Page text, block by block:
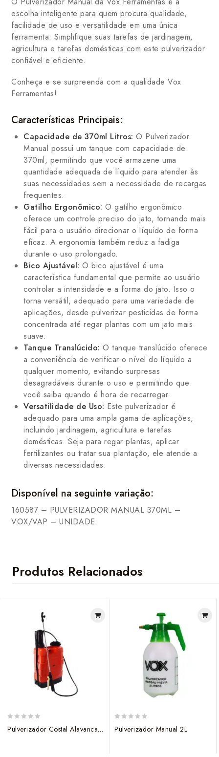
escolha inteligente para quem procura qualidade,
facilidade de uso e versatilidade em uma única
ferramenta. Simplifique suas tarefas de jardinagem,
agricultura e tarefas domésticas com este pulverizador
confiável e eficiente.
Conheça e se surpreenda com a qualidade Vox
Ferramentas!
Características Principais:
Capacidade de 370ml Litros: O Pulverizador
Manual possui um tanque com capacidade de
370ml, permitindo que você armazene uma
quantidade adequada de líquido para atender às
suas necessidades sem a necessidade de recargas
frequentes.
Gatilho Ergonômico: O gatilho ergonômico
oferece um controle preciso do jato, tornando mais
fácil para o usuário direcionar o líquido de forma
eficaz. A ergonomia também reduz a fadiga
durante o uso prolongado.
Bico Ajustável: O bico ajustável é uma
característica fundamental que permite ao usuário
controlar a intensidade e a forma do jato. Isso o
torna versátil, adequado para uma variedade de
aplicações, desde pulverizar pesticidas de forma
concentrada até regar plantas com um jato mais
suave.
Tanque Translúcido: O tanque translúcido oferece
a conveniência de verificar o nível do líquido a
qualquer momento, evitando surpresas
desagradáveis durante o uso e permitindo que
você saiba quando é hora de recarregar.
Versatilidade de Uso: Este pulverizador é
adequado para uma ampla gama de aplicações,
incluindo jardinagem, agricultura e tarefas
domésticas. Seja para regar plantas, aplicar
fertilizantes ou tratar sua plantação, ele atende a
diversas necessidades.
Disponível na seguinte variação:
160587 – PULVERIZADOR MANUAL 370ML –
VOX/VAP – UNIDADE
Produtos Relacionados
out
Pulverizador Costal Alavanca 20L
out
Pulverizador Manual 2L